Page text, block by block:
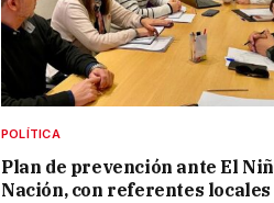
POLÍTICA
Plan de prevención ante El
Nación, con referentes locales